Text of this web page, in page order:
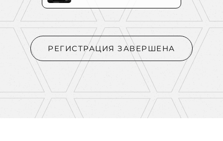
РЕГИСТРАЦИЯ ЗАВЕРШЕНА